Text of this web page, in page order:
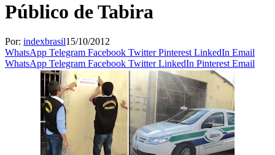
Público de Tabira
Por: indexbrasil15/10/2012
WhatsApp Telegram Facebook Twitter Pinterest LinkedIn Email
WhatsApp Telegram Facebook Twitter LinkedIn Pinterest Email